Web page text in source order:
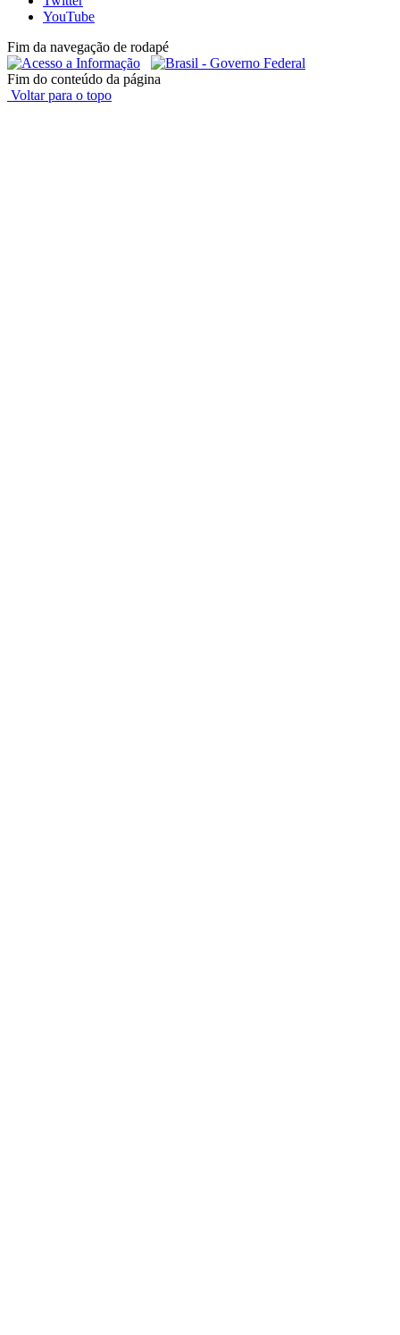
YouTube
Fim da navegação de rodapé
Fim do conteúdo da página
Voltar para o topo